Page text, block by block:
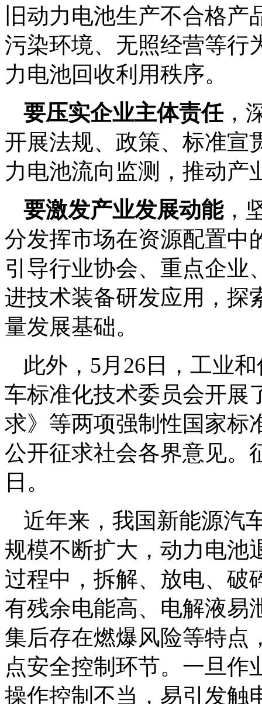
旧动力电池生产不合格
污染环境、无照经营等行
力电池回收利用秩序。
要压实企业主体责任，
开展法规、政策、标准宣
力电池流向监测，推动产
要激发产业发展动能，
分发挥市场在资源配置中
引导行业协会、重点企业
进技术装备研发应用，探
量发展基础。
此外，5月26日，工业
车标准化技术委员会开展
求》等两项强制性国家标
公开征求社会各界意见。
日。
近年来，我国新能源汽
规模不断扩大，动力电池
过程中，拆解、放电、破
有残余电能高、电解液易
集后存在燃爆风险等特点
点安全控制环节。一旦作
操作控制不当，易引发触